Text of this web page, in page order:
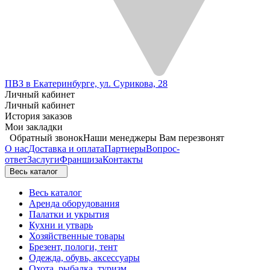
ПВЗ в Екатеринбурге, ул. Сурикова, 28
Личный кабинет
Личный кабинет
История заказов
Мои закладки
Обратный звонокНаши менеджеры Вам перезвонят
О насДоставка и оплатаПартнерыВопрос-
ответЗаслугиФраншизаКонтакты
Весь каталог
Весь каталог
Аренда оборудования
Палатки и укрытия
Кухни и утварь
Хозяйственные товары
Брезент, пологи, тент
Одежда, обувь, аксессуары